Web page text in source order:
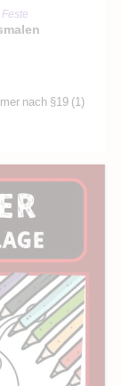
nach §19 (1)